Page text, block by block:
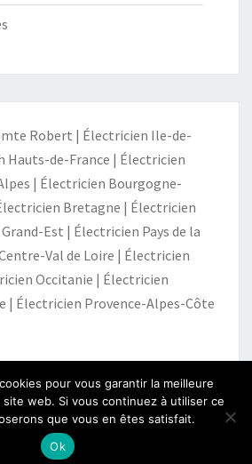
Robert | Électricien Ile-de-
Hauts-de-France | Électricien
| Électricien Bourgogne-
Bretagne | Électricien
Est | Électricien Pays de la
Val de Loire | Électricien
Occitanie | Électricien
| Électricien Provence-Alpes-Côte
parWordPress
pour vous garantir la meilleure
web. Si vous continuez à utiliser ce
que vous en êtes satisfait.
Ok